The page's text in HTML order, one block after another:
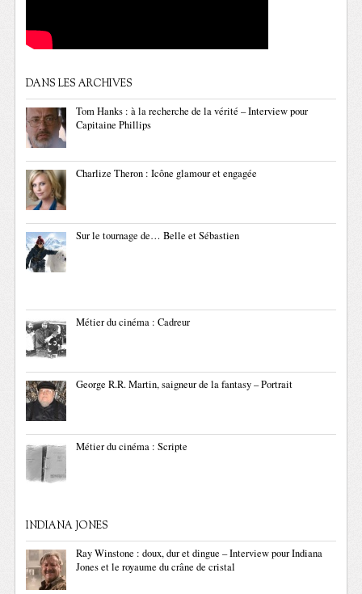
DANS LES ARCHIVES
Tom Hanks : à la recherche de la vérité – Interview pour
Capitaine Phillips
Charlize Theron : Icône glamour et engagée
Sur le tournage de… Belle et Sébastien
Métier du cinéma : Cadreur
George R.R. Martin, saigneur de la fantasy – Portrait
Métier du cinéma : Scripte
INDIANA JONES
Ray Winstone : doux, dur et dingue – Interview pour Indiana
Jones et le royaume du crâne de cristal